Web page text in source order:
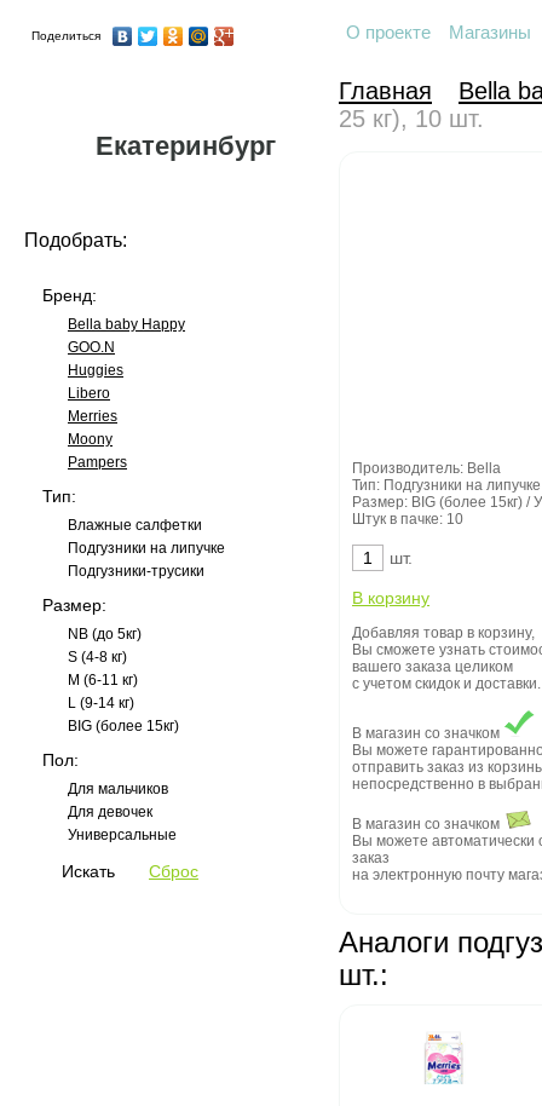
Поделиться О проекте Магазины
Главная
Bella
25 кг), 10 шт.
Производитель: Bella
Тип: Подгузники на липучке
Размер: BIG (более 15кг) /
Штук в пачке: 10
шт.
Добавляя товар в корзину,
Вы сможете узнать
вашего заказа целиком
с учетом скидок и доставки.
В магазин со значком
Вы можете
отправить заказ из
непосредственно в
В магазин со значком
Вы можете автоматически
заказ
на электронную почту
Аналоги
шт.:
Екатеринбург
Подобрать:
Бренд:
Bella baby Happy
GOO.N
Huggies
Libero
Merries
Moony
Pampers
Тип:
Влажные салфетки
Подгузники на липучке
Подгузники-трусики
Размер:
NB (до 5кг)
S (4-8 кг)
M (6-11 кг)
L (9-14 кг)
BIG (более 15кг)
Пол:
Для мальчиков
Для девочек
Универсальные